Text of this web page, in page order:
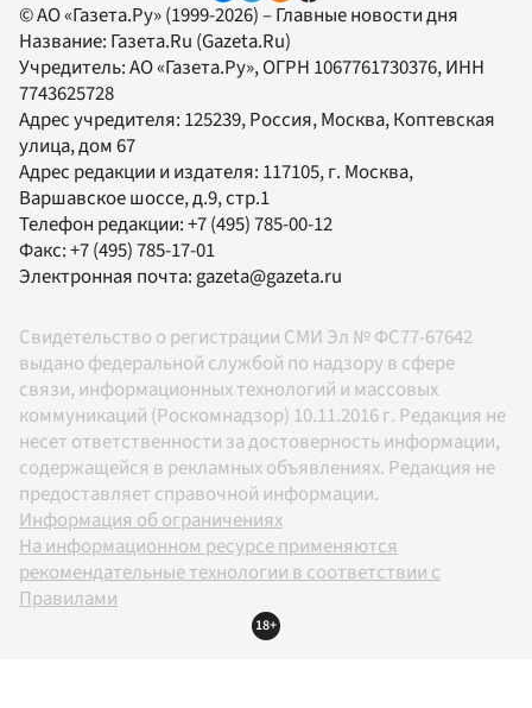
© АО «Газета.Ру» (1999-2026) – Главные новости дня
Название: Газета.Ru (Gazeta.Ru)
Учредитель:АО «Газета.Ру», ОГРН 1067761730376, ИНН
7743625728
Адрес учредителя: 125239, Россия, Москва, Коптевская
улица, дом 67
Адрес редакции и издателя: 117105, г. Москва,
Варшавское шоссе, д.9, стр.1
Телефон редакции:+7 (495) 785-00-12
Факс:+7 (495) 785-17-01
Электронная почта:gazeta@gazeta.ru
Свидетельство о регистрации СМИ Эл № ФС77-67642
выдано федеральной службой по надзору в сфере
связи, информационных технологий и массовых
коммуникаций (Роскомнадзор) 10.11.2016 г. Редакция не
несет ответственности за достоверность информации,
содержащейся в рекламных объявлениях. Редакция не
предоставляет справочной информации.
Информация об ограничениях
На информационном ресурсе применяются
рекомендательные технологии в соответствии с
Правилами
18+